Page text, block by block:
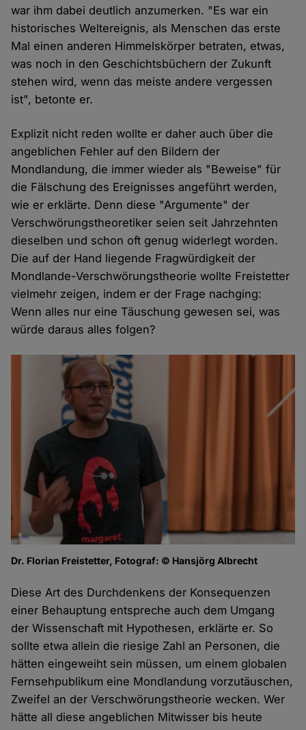
war ihm dabei deutlich anzumerken. "Es war ein
historisches Weltereignis, als Menschen das erste
Mal einen anderen Himmelskörper betraten, etwas,
was noch in den Geschichtsbüchern der Zukunft
stehen wird, wenn das meiste andere vergessen
ist", betonte er.
Explizit nicht reden wollte er daher auch über die
angeblichen Fehler auf den Bildern der
Mondlandung, die immer wieder als "Beweise" für
die Fälschung des Ereignisses angeführt werden,
wie er erklärte. Denn diese "Argumente" der
Verschwörungstheoretiker seien seit Jahrzehnten
dieselben und schon oft genug widerlegt worden.
Die auf der Hand liegende Fragwürdigkeit der
Mondlande-Verschwörungstheorie wollte Freistetter
vielmehr zeigen, indem er der Frage nachging:
Wenn alles nur eine Täuschung gewesen sei, was
würde daraus alles folgen?
Dr. Florian Freistetter, Fotograf: © Hansjörg Albrecht
Diese Art des Durchdenkens der Konsequenzen
einer Behauptung entspreche auch dem Umgang
der Wissenschaft mit Hypothesen, erklärte er. So
sollte etwa allein die riesige Zahl an Personen, die
hätten eingeweiht sein müssen, um einem globalen
Fernsehpublikum eine Mondlandung vorzutäuschen,
Zweifel an der Verschwörungstheorie wecken. Wer
hätte all diese angeblichen Mitwisser bis heute